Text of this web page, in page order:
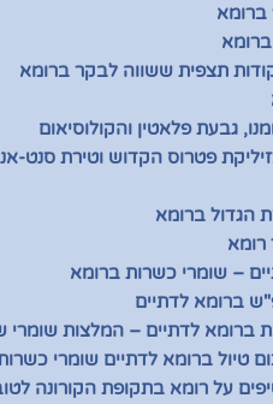
ברומא
תצפית ששווה לבקר ברומא
גבעת פלאטין והקולוסיאום
פטרוס הקדוש וטירת סנט-
הגדול ברומא
– שומרי כשרות ברומא
ברומא לדתיים
ברומא לדתיים – המלצות שומרי
טיול ברומא לדתיים שומרי